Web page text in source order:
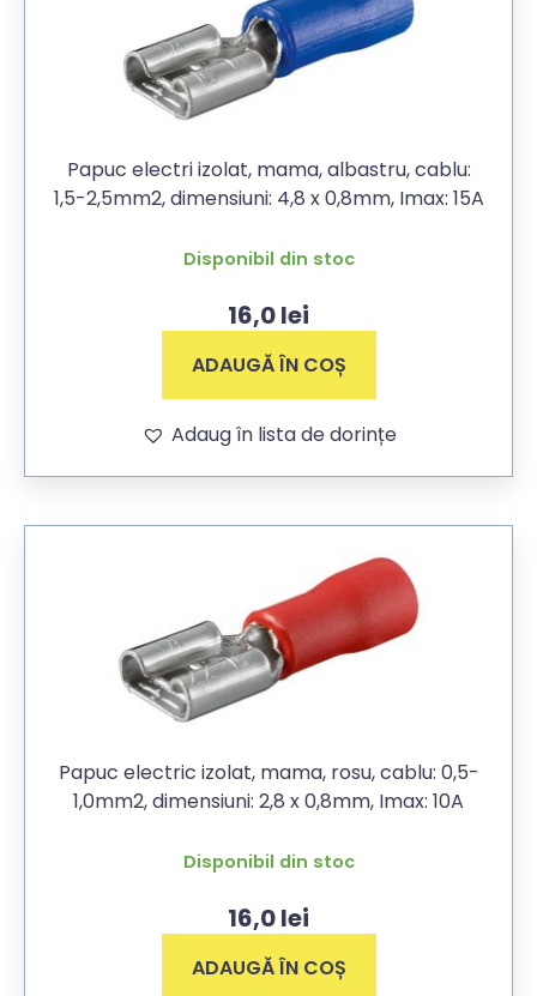
Papuc electri izolat, mama, albastru, cablu:
1,5-2,5mm2, dimensiuni: 4,8 x 0,8mm, Imax: 15A
Disponibil din stoc
16,0lei
ADAUGĂ ÎN COȘ
Adaug în lista de dorințe
Papuc electric izolat, mama, rosu, cablu: 0,5-
1,0mm2, dimensiuni: 2,8 x 0,8mm, Imax: 10A
Disponibil din stoc
16,0lei
ADAUGĂ ÎN COȘ